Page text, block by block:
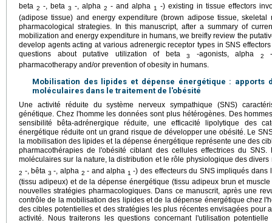
beta 2 -, beta 3 -, alpha 2 - and alpha 1 -) existing in tissue effectors
(adipose tissue) and energy expenditure (brown adipose tissue,
pharmacological strategies. In this manuscript, after a summary of
mobilization and energy expenditure in humans, we breifly review the
develop agents acting at various adrenergic receptor types in SNS
questions about putative utilization of beta3 -agonists, alpha 2
pharmacotherapy and/or prevention of obesity in humans.
Mobilisation des lipides et dépense énergétique : apports
moléculaires dans le traitement de l'obésité
Une activité réduite du système nerveux sympathique (SNS)
génétique. Chez l'homme les données sont plus hétérogènes. Des
sensibilité bêta-adrénergique réduite, une efficacité lipolytique des
énergétique réduite ont un grand risque de développer une obésité. Le
la mobilisation des lipides et la dépense énergétique représente une des
pharmacothérapies de l'obésité ciblant des cellules effectrices du
moléculaires sur la nature, la distribution et le rôle physiologique des
2 -, bêta 3 -, alpha 2 - and alpha 1 -) des effecteurs du SNS impliqués
(tissu adipeux) et de la dépense énergétique (tissu adipeux brun et
nouvelles stratégies pharmacologiques. Dans ce manuscrit, après une
contrôle de la mobilisation des lipides et de la dépense énergétique chez
des cibles potentielles et des stratégies les plus récentes envisagées pour
activité. Nous traiterons les questions concernant l'utilisation